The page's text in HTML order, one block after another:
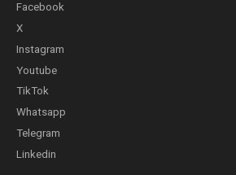
Facebook
X
Instagram
Youtube
TikTok
Whatsapp
Telegram
Linkedin